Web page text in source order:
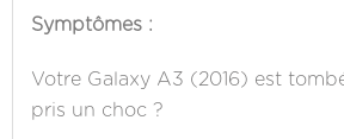
Symptômes :
Votre Galaxy A3 (2016) est
pris un choc ?